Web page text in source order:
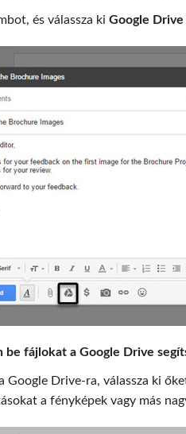
és válassza ki Google Drive
be fájlokat a Google Drive
Drive-ra, válassza ki
a fényképek vagy más